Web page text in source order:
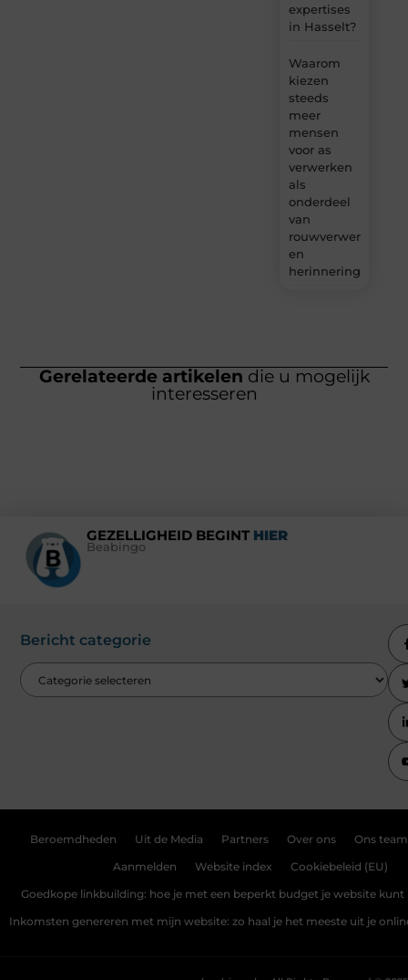
expertises
in Hasselt?
Waarom
kiezen
steeds
meer
mensen
voor as
verwerken
als
onderdeel
van
rouwverwerking
en
herinnering?
Gerelateerde artikelen die u mogelijk
interesseren
GEZELLIGHEID BEGINT HIER
Beabingo
Bericht categorie
Beroemdheden Uit de Media Partners Over ons Ons team
Aanmelden Website index Cookiebeleid (EU)
Goedkope linkbuilding: hoe je met een beperkt budget je website kunt
Inkomsten genereren met mijn website: zo haal je het meeste uit je